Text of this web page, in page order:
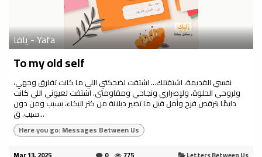
يافا - Yafa
To my old self
نفسي القديمة، اشتقتلك… اشتقت لضحكتي اللي ما كانت تفارق وجهي،
ولروحي الحلوة، ولإصراري ونجاحي ومقاومتي. اشتقت لعيوني اللي كانت
دايمًا بترقص فرح وأمل قبل ما تصير دبلانة من كتر البكاء، بسبب ومن دون
سبب. ق...
Here you go: Messages Between Us